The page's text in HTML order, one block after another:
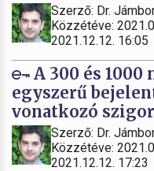
Szerző: Dr.
Közzétéve:
2021.12.12. 16:05
A 300 és
egyszerű
vonatkozó
Szerző: Dr.
Közzétéve:
2021.12.12. 17:23